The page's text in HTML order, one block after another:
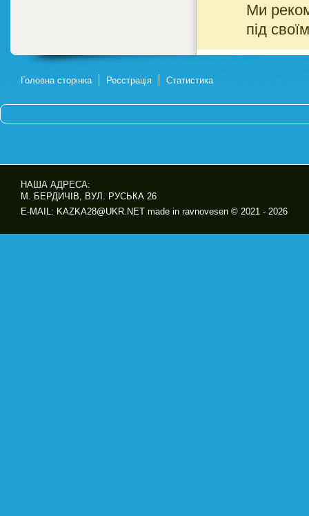
Ми
під
Головна сторінка Реєстрація Статистика
НАША АДРЕСА:
М. БЕРДИЧІВ, ВУЛ. РУСЬКА 26
E-MAIL: KAZKA28@UKR.NET made in ravnovesen © 2021 - 2026